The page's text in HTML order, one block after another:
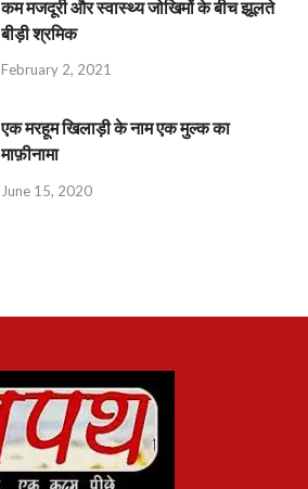
कम मजदूरी और स्वास्थ्य जोखिमों के बीच झूलते
बीड़ी श्रमिक
February 2, 2021
एक मरहूम खिलाड़ी के नाम एक मुल्क का
माफ़ीनामा
June 15, 2020